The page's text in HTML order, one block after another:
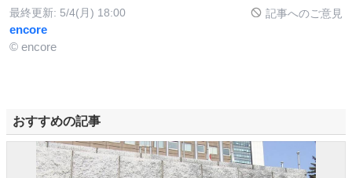
最終更新: 5/4(月) 18:00 記事へのご意見
encore
© encore
おすすめの記事